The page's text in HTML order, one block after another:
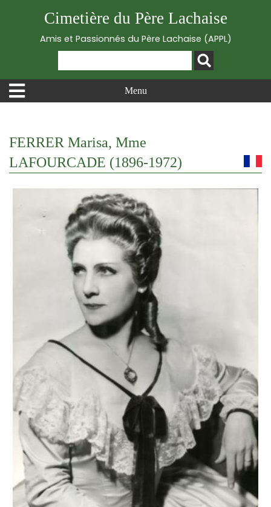
Cimetière du Père Lachaise
Amis et Passionnés du Père Lachaise (APPL)
Menu
FERRER Marisa, Mme
LAFOURCADE (1896-1972)